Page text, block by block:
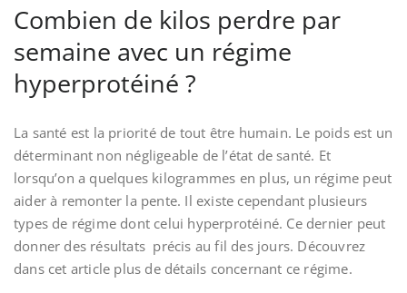
Combien de kilos perdre par
semaine avec un régime
hyperprotéiné ?
La santé est la priorité de tout être humain. Le poids est un
déterminant non négligeable de l’état de santé. Et
lorsqu’on a quelques kilogrammes en plus, un régime peut
aider à remonter la pente. Il existe cependant plusieurs
types de régime dont celui hyperprotéiné. Ce dernier peut
donner des résultats précis au fil des jours. Découvrez
dans cet article plus de détails concernant ce régime.